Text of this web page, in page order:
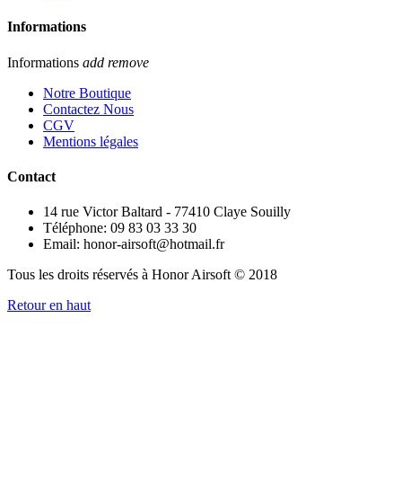
Informations
Informations add remove
Notre Boutique
Contactez Nous
CGV
Mentions légales
Contact
14 rue Victor Baltard - 77410 Claye Souilly
Téléphone: 09 83 03 33 30
Email: honor-airsoft@hotmail.fr
Tous les droits réservés à Honor Airsoft © 2018
Retour en haut